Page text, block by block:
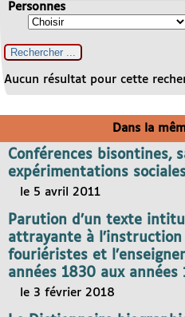
Personnes
Aucun résultat pour cette
Dans la
Conférences bisontines,
expérimentations
le 5 avril 2011
Parution d’un texte
attrayante à
fouriéristes et
années 1830 aux années
le 3 février 2018